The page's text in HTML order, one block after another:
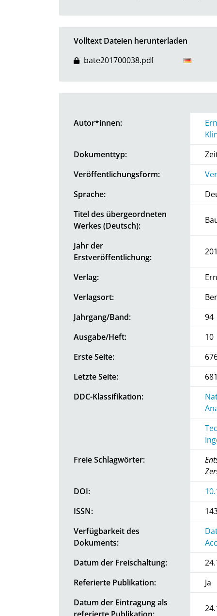
Volltext Dateien herunterladen
bate201700038.pdf
Autor*innen:
Dokumenttyp:
Veröffentlichungsform:
Sprache:
Titel des übergeordneten
Werkes (Deutsch):
Jahr der
Erstveröffentlichung:
Verlag:
Verlagsort:
Jahrgang/Band:
94
Ausgabe/Heft:
10
Erste Seite:
Letzte Seite:
DDC-Klassifikation:
Freie Schlagwörter:
DOI:
ISSN:
Verfügbarkeit des
Dokuments:
Datum der Freischaltung:
Referierte Publikation:
Ja
Datum der Eintragung als